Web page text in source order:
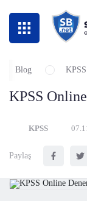
Blog KPSS
KPSS
KPSS
Paylaş